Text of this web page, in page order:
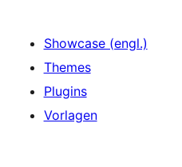
Showcase (engl.)
Themes
Plugins
Vorlagen